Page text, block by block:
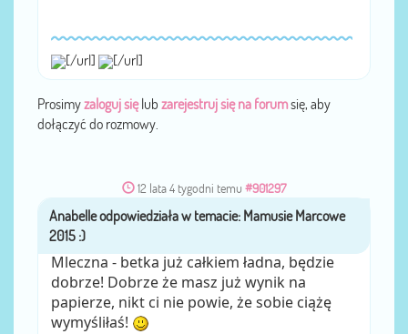
[/url] [/url]
Prosimyzaloguj sięlub zarejestruj się na forumsię, aby
dołączyć do rozmowy.
12 lata 4 tygodni temu #901297
przezAnabelle
Mleczna - betka już całkiem ładna, będzie
dobrze! Dobrze że masz już wynik na
papierze, nikt ci nie powie, że sobie ciążę
wymyśliłaś!